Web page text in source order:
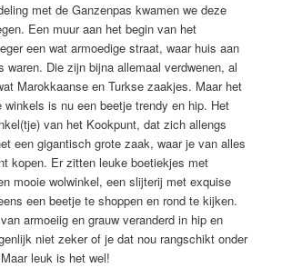
met de Ganzenpas kwamen we deze
Een muur aan het begin van het
een wat armoedige straat, waar huis aan
waren. Die zijn bijna allemaal verdwenen, al
Marokkaanse en Turkse zaakjes. Maar het
winkels is nu een beetje trendy en hip. Het
van het Kookpunt, dat zich allengs
een gigantisch grote zaak, waar je van alles
kopen. Er zitten leuke boetiekjes met
mooie wolwinkel, een slijterij met exquise
een beetje te shoppen en rond te kijken.
armoeiig en grauw veranderd in hip en
niet zeker of je dat nou rangschikt onder
leuk is het wel!